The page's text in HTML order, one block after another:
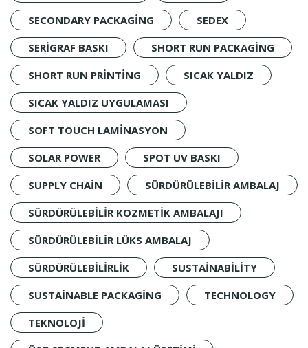
SECONDARY PACKAGING
SEDEX
SERIGRAF BASKI
SHORT RUN PACKAGING
SHORT RUN PRINTING
SICAK YALDIZ
SICAK YALDIZ UYGULAMASI
SOFT TOUCH LAMINASYON
SOLAR POWER
SPOT UV BASKI
SUPPLY CHAIN
SÜRDÜRÜLEBILIR AMBALAJ
SÜRDÜRÜLEBILIR KOZMETIK AMBALAJI
SÜRDÜRÜLEBILIR LÜKS AMBALAJ
SÜRDÜRÜLEBILIRLIK
SUSTAINABILITY
SUSTAINABLE PACKAGING
TECHNOLOGY
TEKNOLOJI